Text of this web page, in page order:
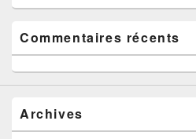
Commentaires récents
Archives